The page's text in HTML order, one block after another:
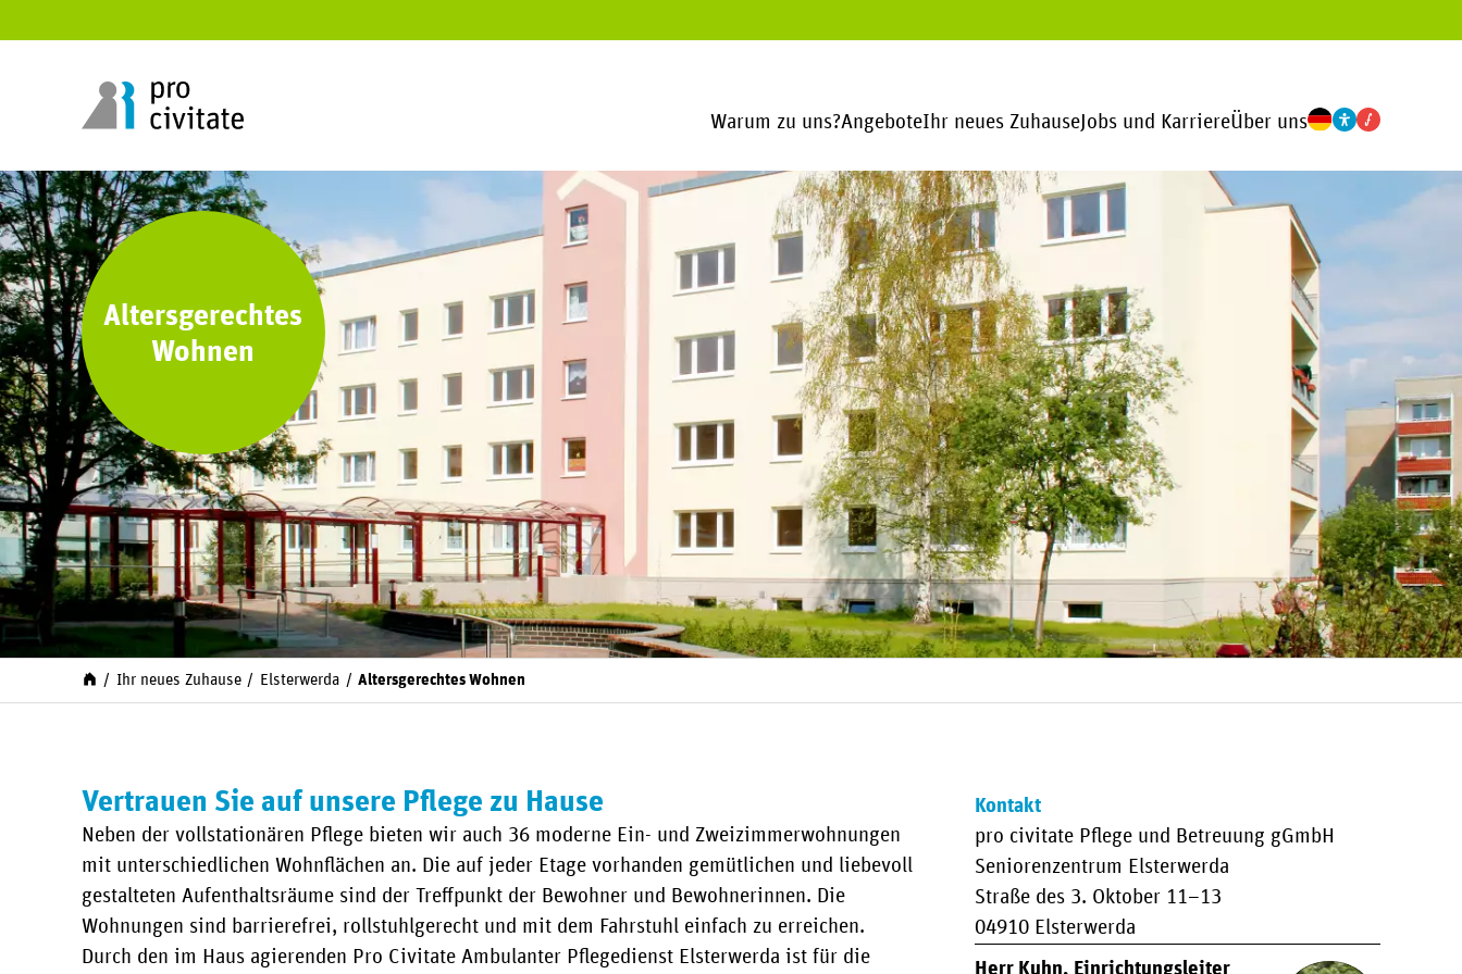
Warum zu uns?AngeboteIhr neues Zuhause Jobs und KarriereÜber uns
Altersgerechtes
Wohnen
Ihr neues Zuhause Elsterwerda Altersgerechtes Wohnen
Vertrauen Sie auf unsere Pflege zu Hause
Neben der vollstationären Pflege bieten wir auch 36 moderne Ein- und Zweizimmerwohnungen
mit unterschiedlichen Wohnflächen an. Die auf jeder Etage vorhanden gemütlichen und liebevoll
gestalteten Aufenthaltsräume sind der Treffpunkt der Bewohner und Bewohnerinnen. Die
Wohnungen sind barrierefrei, rollstuhlgerecht und mit dem Fahrstuhl einfach zu erreichen.
Durch den im Haus agierenden Pro Civitate Ambulanter Pflegedienst Elsterwerda ist für die
Kontakt
pro civitate Pflege und Betreuung gGmbH
Seniorenzentrum Elsterwerda
Straße des 3. Oktober 11–13
04910 Elsterwerda
Herr Kuhn, Einrichtungsleiter